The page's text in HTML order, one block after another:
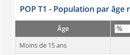
POP T1 - Population par âge
Âge
Moins de 15 ans